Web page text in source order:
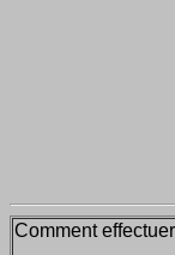
Comment